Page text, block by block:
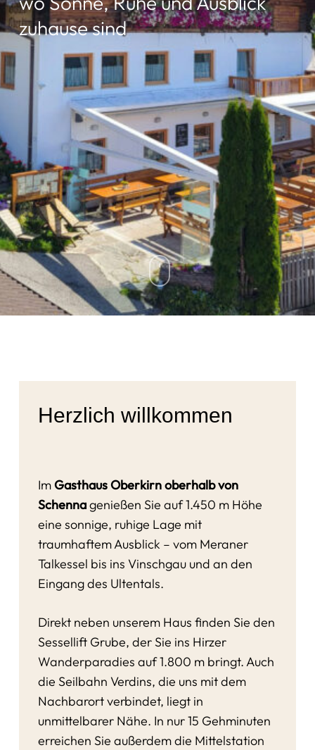
zuhause sind
Herzlich willkommen
ImGasthaus Oberkirn oberhalb von
Schennagenießen Sie auf 1.450 m Höhe
eine sonnige, ruhige Lage mit
traumhaftem Ausblick – vom Meraner
Talkessel bis ins Vinschgau und an den
Eingang des Ultentals.
Direkt neben unserem Haus finden Sie den
Sessellift Grube, der Sie ins Hirzer
Wanderparadies auf 1.800 m bringt. Auch
die Seilbahn Verdins, die uns mit dem
Nachbarort verbindet, liegt in
unmittelbarer Nähe. In nur 15 Gehminuten
erreichen Sie außerdem die Mittelstation